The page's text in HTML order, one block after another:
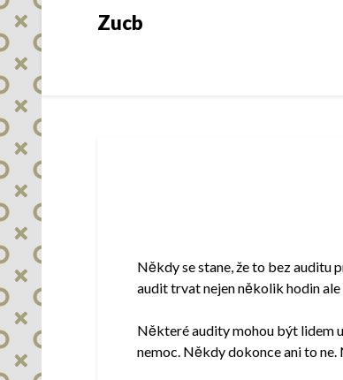
Skip
to
content
Zucb
Někdy se stane, že to bez auditu
audit trvat nejen několik hodin
Některé audity mohou být lidem
nemoc. Někdy dokonce ani to ne.